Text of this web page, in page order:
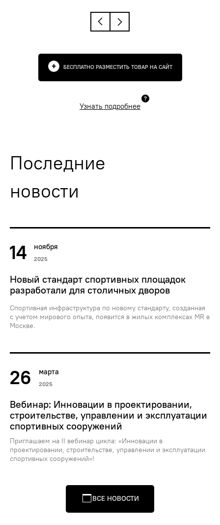
БЕСПЛАТНО РАЗМЕСТИТЬ ТОВАР НА САЙТ
Узнать подробнее
Последние
новости
14 ноября
2025
Новый стандарт спортивных площадок
разработали для столичных дворов
Спортивная инфраструктура по новому стандарту, созданная
с учетом мирового опыта, появится в жилых комплексах MR в
Москве.
26 марта
2025
Вебинар: Инновации в проектировании,
строительстве, управлении и эксплуатации
спортивных сооружений
Приглашаем на II вебинар цикла: «Инновации в
проектировании, строительстве, управлении и эксплуатации
спортивных сооружений»!
ВСЕ НОВОСТИ